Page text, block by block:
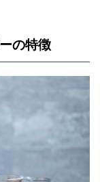
の特徴